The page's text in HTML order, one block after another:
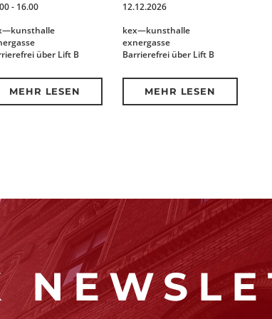
- 16.00
über Lift B
MEHR LESEN
12.12.2026
kex—kunsthalle
exnergasse
Barrierefrei über Lift B
MEHR LESEN